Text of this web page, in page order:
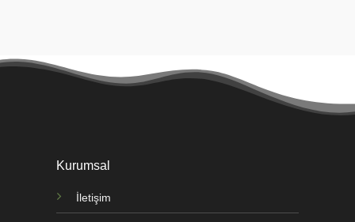
Kurumsal
İletişim